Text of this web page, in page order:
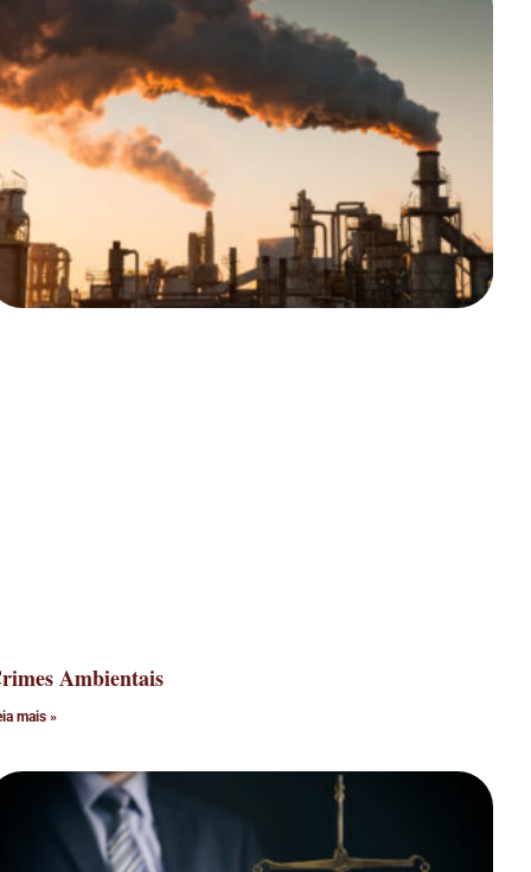
Ambientais
mais »